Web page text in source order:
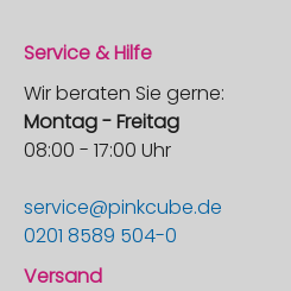
Service & Hilfe
Wir beraten Sie gerne:
Montag - Freitag
08:00 - 17:00 Uhr
service@pinkcube.de
0201 8589 504-0
Versand